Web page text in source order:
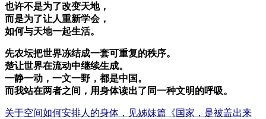
也许不是为了改变天地，
而是为了让人重新学会，
如何与天地一起生活。
先农坛把世界冻结成一套可重复的秩序。
楚让世界在流动中继续生成。
一静一动，一文一野，都是中国。
而我站在两者之间，用身体读出了同一种文明的呼吸。
关于空间如何安排人的身体，见姊妹篇《国家，是被盖出来